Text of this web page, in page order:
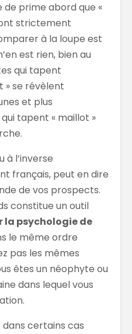
de prime abord que «
strictement
à la loupe est
est rien, bien au
qui tapent
» se révèlent
et plus
tapent « maillot »
à l’inverse
français, peut en dire
de vos prospects.
constitue un outil
la psychologie de
le même ordre
pas les mêmes
êtes un néophyte ou
dans lequel vous
dans certains cas